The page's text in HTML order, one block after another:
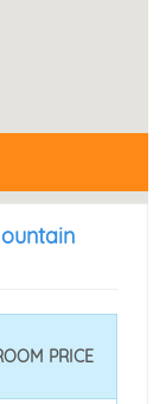
PRICE